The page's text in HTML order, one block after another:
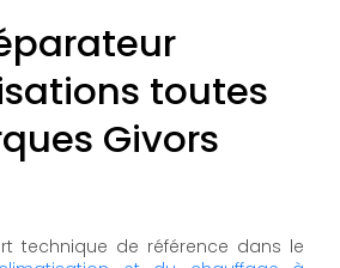
toutes
Givors
technique de référence dans le